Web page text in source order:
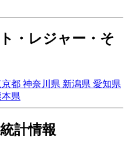
・レジャー・そ
京都 神奈川県 新潟県 愛知県
県
計情報